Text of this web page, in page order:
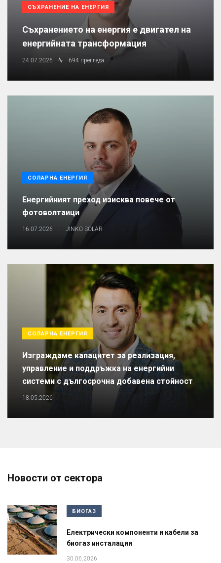
СЪХРАНЕНИЕ НА ЕНЕРГИЯ
Съхранението на енергия е двигател на
енергийната трансформация
24.07.2026 694 прегледа
СОЛАРНА ЕНЕРГИЯ
Енергийният преход изисква повече от
фотоволтаици
16.07.2026 . JINKO SOLAR
СОЛАРНА ЕНЕРГИЯ
Изграждаме капацитет за реализация,
управление и поддръжка на енергийни
системи с дългосрочна добавена стойност
18.05.2026
Новости от сектора
БИОГАЗ
Електрически компоненти и кабели за
биогаз инсталации
30.06.2026